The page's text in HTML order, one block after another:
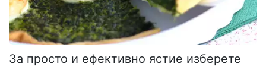
За просто и ефективно ястие изберете